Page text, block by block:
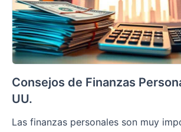
Consejos de Finanzas
UU.
Las finanzas personales son muy